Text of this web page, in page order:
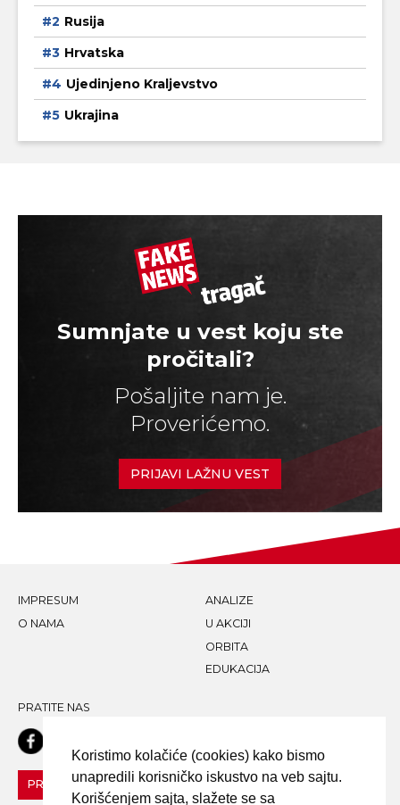
Rusija
Hrvatska
Ujedinjeno Kraljevstvo
Ukrajina
Sumnjate u vest koju ste
pročitali?
Pošaljite nam je.
Proverićemo.
PRIJAVI LAŽNU VEST
IMPRESUM
O NAMA
ANALIZE
U AKCIJI
ORBITA
EDUKACIJA
PRATITE NAS
PRIJAVI LAŽNU VEST!
Koristimo kolačiće (cookies) kako bismo
unapredili korisničko iskustvo na veb sajtu.
Korišćenjem sajta, slažete se sa